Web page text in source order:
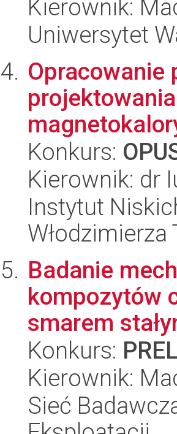
Kierownik:
Uniwersytet
Opracowanie
Konkurs:
Kierownik: dr
Instytut
Badanie
kompozytów
smarem
Konkurs:
Kierownik:
Sieć